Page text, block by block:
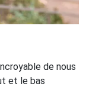
de nous
et le bas